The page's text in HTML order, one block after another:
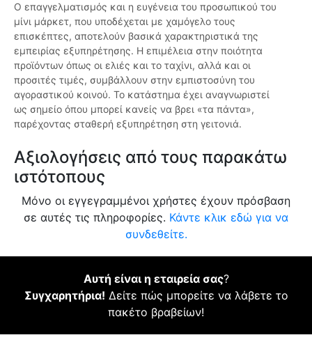
Ο επαγγελματισμός και η ευγένεια του προσωπικού του
μίνι μάρκετ, που υποδέχεται με χαμόγελο τους
επισκέπτες, αποτελούν βασικά χαρακτηριστικά της
εμπειρίας εξυπηρέτησης. Η επιμέλεια στην ποιότητα
προϊόντων όπως οι ελιές και το ταχίνι, αλλά και οι
προσιτές τιμές, συμβάλλουν στην εμπιστοσύνη του
αγοραστικού κοινού. Το κατάστημα έχει αναγνωριστεί
ως σημείο όπου μπορεί κανείς να βρει «τα πάντα»,
παρέχοντας σταθερή εξυπηρέτηση στη γειτονιά.
Αξιολογήσεις από τους παρακάτω
ιστότοπους
Μόνο οι εγγεγραμμένοι χρήστες έχουν πρόσβαση
σε αυτές τις πληροφορίες. Κάντε κλικ εδώ για να
συνδεθείτε.
Αυτή είναι η εταιρεία σας?
Συγχαρητήρια! Δείτε πώς μπορείτε να λάβετε το
πακέτο βραβείων!